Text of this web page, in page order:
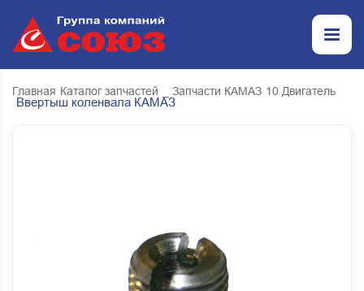
Главная Каталог запчастей _ Запчасти КАМАЗ 10 Двигатель
Ввертыш коленвала КАМАЗ